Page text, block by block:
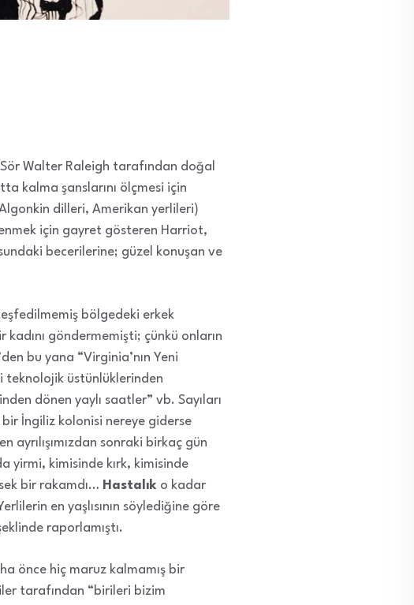
Walter Raleigh tarafından doğal
kalma şanslarını ölçmesi için
dilleri, Amerikan yerlileri)
için gayret gösteren Harriot,
becerilerine; güzel konuşan ve
bölgedeki erkek
göndermemişti; çünkü onların
bu yana “Virginia’nın Yeni
teknolojik üstünlüklerinden
dönen yaylı saatler” vb. Sayıları
İngiliz kolonisi nereye giderse
sonraki birkaç gün
yirmi, kimisinde kırk, kimisinde
bir rakamdı… Hastalık o kadar
en yaşlısının söylediğine göre
raporlamıştı.
önce hiç maruz kalmamış bir
tarafından “birileri bizim